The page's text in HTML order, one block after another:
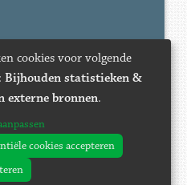
cookies voor volgende
Bijhouden statistieken &
externe bronnen.
cookies accepteren